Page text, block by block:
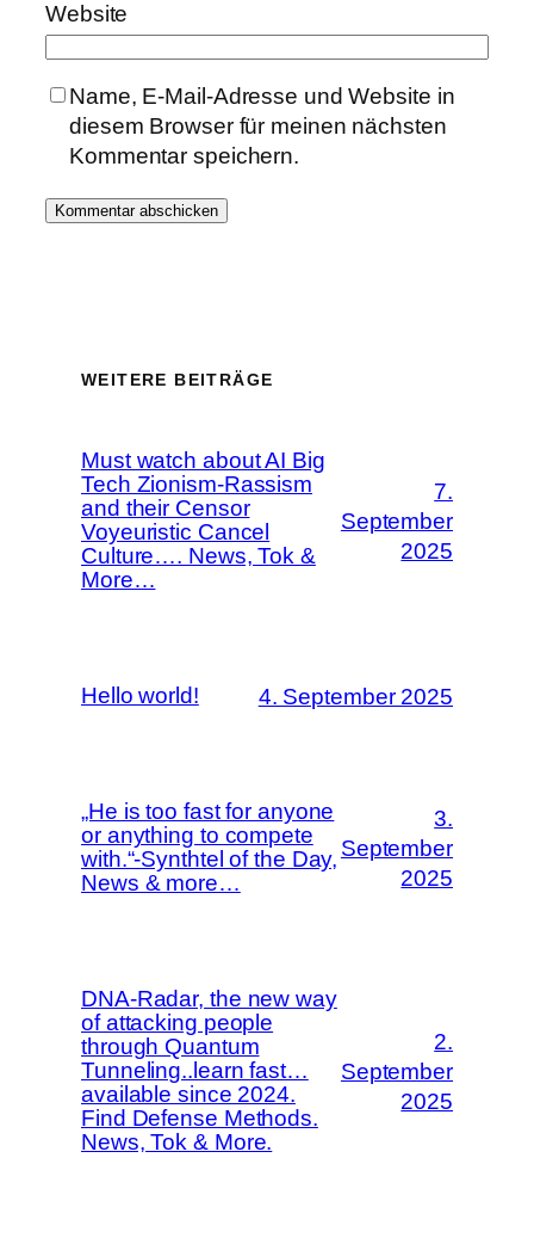
Website
Name, E-Mail-Adresse und Website in
diesem Browser für meinen nächsten
Kommentar speichern.
WEITERE BEITRÄGE
Must watch about AI Big
Tech Zionism-Rassism
and their Censor
Voyeuristic Cancel
Culture…. News, Tok &
More…
7.
September
2025
Hello world! 4. September 2025
„He is too fast for anyone
or anything to compete
with.“-Synthtel of the Day,
News & more…
3.
September
2025
DNA-Radar, the new way
of attacking people
through Quantum
Tunneling..learn fast…
available since 2024.
Find Defense Methods.
News, Tok & More.
2.
September
2025